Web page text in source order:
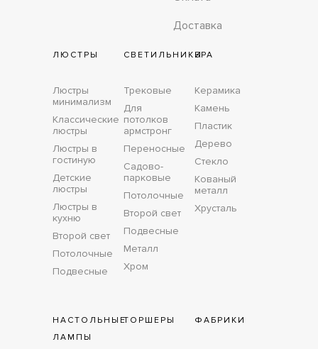
Доставка
ЛЮСТРЫ
Люстры
минимализм
Классические
люстры
Люстры в
гостиную
Детские
люстры
Люстры в
кухню
Второй свет
Потолочные
Подвесные
СВЕТИЛЬНИКИ
Трековые
Для
потолков
армстронг
Переносные
Садово-
парковые
Потолочные
Второй свет
Подвесные
Металл
Хром
БРА
Керамика
Камень
Пластик
Дерево
Стекло
Кованый
металл
Хрусталь
НАСТОЛЬНЫЕ
ЛАМПЫ
ТОРШЕРЫ ФАБРИКИ